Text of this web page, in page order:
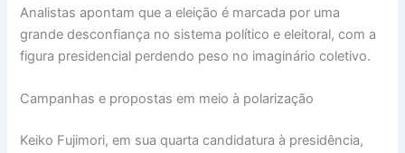
Analistas apontam que a eleição é marcada por uma
grande desconfiança no sistema político e eleitoral, com a
figura presidencial perdendo peso no imaginário coletivo.
Campanhas e propostas em meio à polarização
Keiko Fujimori, em sua quarta candidatura à presidência,